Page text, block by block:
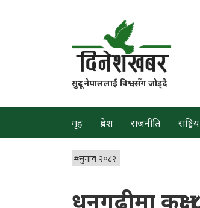
सुदूर नेपाललाई विश्वसँग जोड्दै
गृह प्रदेश राजनीति राष्ट्रिय
#चुनाव २०८२